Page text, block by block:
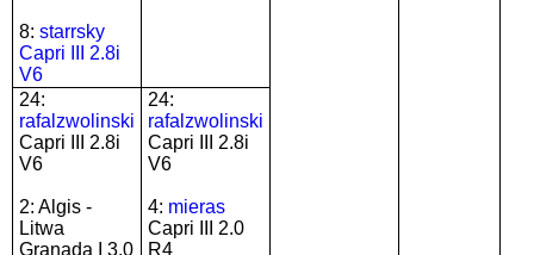
8: starrsky
Capri III 2.8i
V6
24:
rafalzwolinski
Capri III 2.8i
V6
2: Algis -
Litwa
Granada I 3.0
24:
rafalzwolinski
Capri III 2.8i
V6
4: mieras
Capri III 2.0
R4